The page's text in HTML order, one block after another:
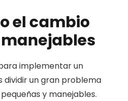
el cambio
implementar un
dividir un gran problema
y manejables.